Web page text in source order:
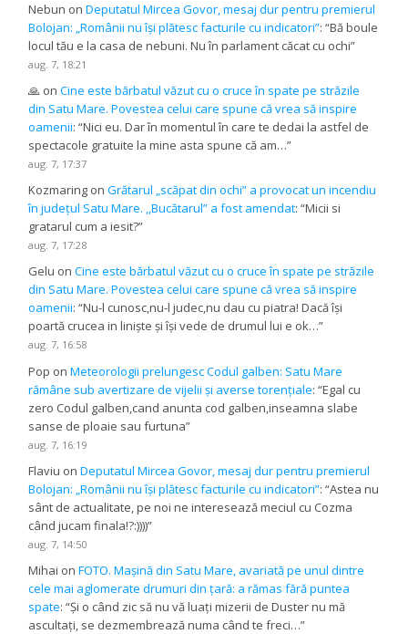
Nebun onDeputatul Mircea Govor, mesaj dur pentru premierul
Bolojan: „Românii nu își plătesc facturile cu indicatori”: “Bă boule
locul tău e la casa de nebuni. Nu în parlament căcat cu ochi”
aug. 7, 18:21
🙏 onCine este bărbatul văzut cu o cruce în spate pe străzile
din Satu Mare. Povestea celui care spune că vrea să inspire
oamenii: “Nici eu. Dar în momentul în care te dedai la astfel de
spectacole gratuite la mine asta spune că am…”
aug. 7, 17:37
Kozmaring onGrătarul „scăpat din ochi” a provocat un incendiu
în județul Satu Mare. ,,Bucătarul” a fost amendat: “Micii si
gratarul cum a iesit?”
aug. 7, 17:28
Gelu onCine este bărbatul văzut cu o cruce în spate pe străzile
din Satu Mare. Povestea celui care spune că vrea să inspire
oamenii: “Nu-l cunosc,nu-l judec,nu dau cu piatra! Dacă își
poartă crucea in liniște și își vede de drumul lui e ok…”
aug. 7, 16:58
Pop onMeteorologii prelungesc Codul galben: Satu Mare
rămâne sub avertizare de vijelii și averse torențiale: “Egal cu
zero Codul galben,cand anunta cod galben,inseamna slabe
sanse de ploaie sau furtuna”
aug. 7, 16:19
Flaviu onDeputatul Mircea Govor, mesaj dur pentru premierul
Bolojan: „Românii nu își plătesc facturile cu indicatori”: “Astea nu
sânt de actualitate, pe noi ne interesează meciul cu Cozma
când jucam finala!?:))))”
aug. 7, 14:50
Mihai onFOTO. Mașină din Satu Mare, avariată pe unul dintre
cele mai aglomerate drumuri din țară: a rămas fără puntea
spate: “Și o când zic să nu vă luați mizerii de Duster nu mă
ascultați, se dezmembrează numa când te freci…”